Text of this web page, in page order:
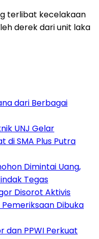
terlibat kecelakaan
derek dari unit laka
dari Berbagai
UNJ Gelar
di SMA Plus Putra
Dimintai Uang,
Tegas
Disorot Aktivis
Dibuka
dan PPWI Perkuat